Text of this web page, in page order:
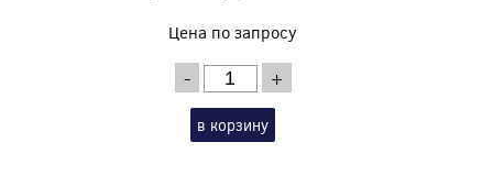
Цена по запросу
- +
в корзину